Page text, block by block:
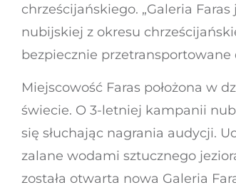
chrześcijańskiego. „Galeria
nubijskiej z okresu
bezpiecznie przetransportowane
Miejscowość Faras położona w
świecie. O 3-letniej kampanii
się słuchając nagrania audycji.
zalane wodami sztucznego
została otwarta nowa Galeria